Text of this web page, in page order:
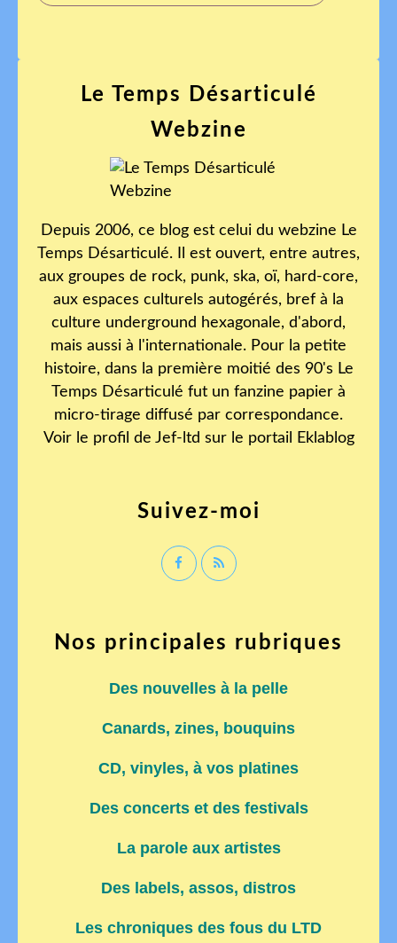
Le Temps Désarticulé
Webzine
Depuis 2006, ce blog est celui du webzine Le
Temps Désarticulé. Il est ouvert, entre autres,
aux groupes de rock, punk, ska, oï, hard-core,
aux espaces culturels autogérés, bref à la
culture underground hexagonale, d'abord,
mais aussi à l'internationale. Pour la petite
histoire, dans la première moitié des 90's Le
Temps Désarticulé fut un fanzine papier à
micro-tirage diffusé par correspondance.
Voir le profil de Jef-ltd sur le portail Eklablog
Suivez-moi
Nos principales rubriques
Des nouvelles à la pelle
Canards, zines, bouquins
CD, vinyles, à vos platines
Des concerts et des festivals
La parole aux artistes
Des labels, assos, distros
Les chroniques des fous du LTD